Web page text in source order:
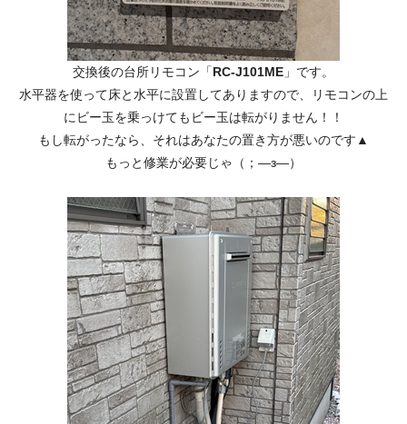
交換後の台所リモコン「RC-J101ME 」です。
水平器を使って床と水平に設置してありますので、リモコンの上
にビー玉を乗っけてもビー玉は転がりません！！
もし転がったなら、それはあなたの置き方が悪いのです▲
もっと修業が必要じゃ（；―з―）